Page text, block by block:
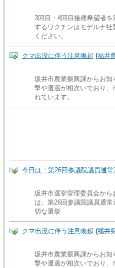
3回目・4回目接種希望者
するワクチンはモデルナ
ください。
クマ出没に伴う注意喚起 (福井
坂井市農業振興課からお
撃や遭遇が相次いでおり
れています。
今日は「第26回参議院議員通常
坂井市選挙管理委員会か
は、第26回参議院議員通
切な選挙
クマ出没に伴う注意喚起 (福井
坂井市農業振興課からお
撃や遭遇が相次いでおり